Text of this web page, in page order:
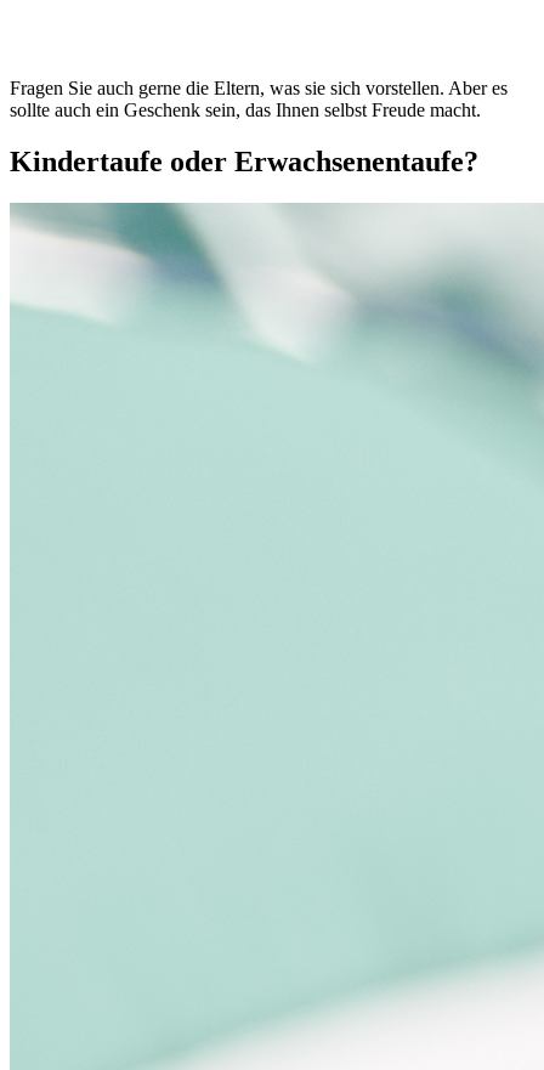
Fragen Sie auch gerne die Eltern, was sie sich vorstellen. Aber es
sollte auch ein Geschenk sein, das Ihnen selbst Freude macht.
Kindertaufe oder Erwachsenentaufe?